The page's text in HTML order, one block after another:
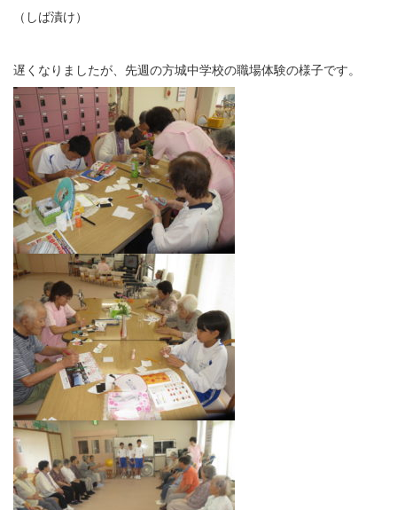
（しば漬け）
遅くなりましたが、先週の方城中学校の職場体験の様子です。